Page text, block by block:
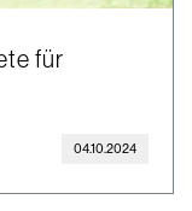
für
04.10.2024